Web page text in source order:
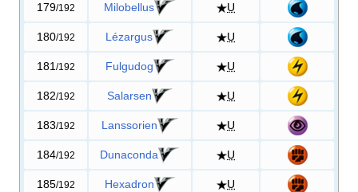
179/192 Milobellus U
180/192 Lézargus U
181 /192 Fulgudog U
182/192 Salarsen U
183/192 Lanssorien U
184/192 Dunaconda U
185/192 Hexadron U